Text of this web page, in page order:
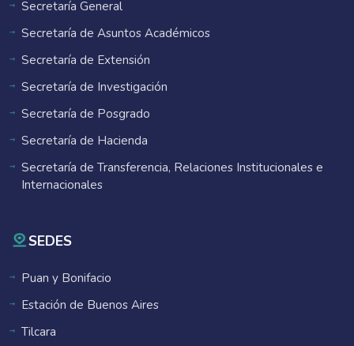
Secretaría General
Secretaría de Asuntos Académicos
Secretaría de Extensión
Secretaría de Investigación
Secretaría de Posgrado
Secretaría de Hacienda
Secretaría de Transferencia, Relaciones Institucionales e
Internacionales
SEDES
Puan y Bonifacio
Estación de Buenos Aires
Tilcara